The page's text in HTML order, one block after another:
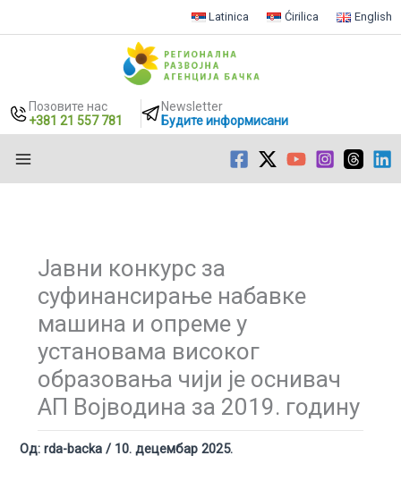
Latinica Ćirilica English
Позовите нас
+381 21 557 781
Newsletter
Будите информисани
Јавни конкурс за
суфинансирање набавке
машина и опреме у
установама високог
образовања чији је оснивач
АП Војводина за 2019. годину
Од: rda-backa/ 10. децембар 2025.